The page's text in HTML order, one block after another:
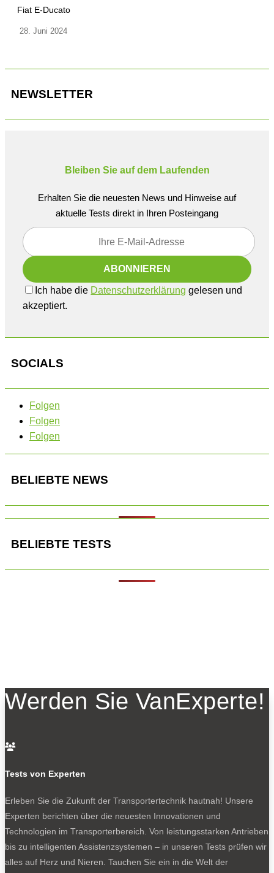
Fiat E-Ducato
28. Juni 2024
NEWSLETTER
Bleiben Sie auf dem Laufenden
Erhalten Sie die neuesten News und Hinweise auf
aktuelle Tests direkt in Ihren Posteingang
Ich habe die Datenschutzerklärung gelesen und
akzeptiert.
SOCIALS
Folgen
Folgen
Folgen
BELIEBTE NEWS
BELIEBTE TESTS
Werden Sie VanExperte!

Tests von Experten
Erleben Sie die Zukunft der Transportertechnik hautnah! Unsere
Experten berichten über die neuesten Innovationen und
Technologien im Transporterbereich. Von leistungsstarken Antrieben
bis zu intelligenten Assistenzsystemen – in unseren Tests prüfen wir
alles auf Herz und Nieren. Tauchen Sie ein in die Welt der